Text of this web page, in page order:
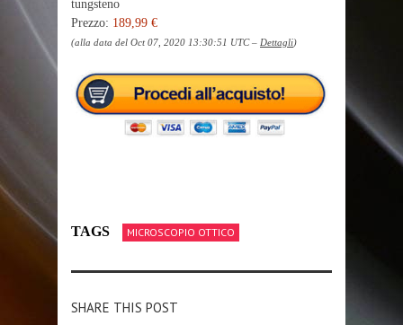
tungsteno
Prezzo: 189,99 €
(alla data del Oct 07, 2020 13:30:51 UTC – Dettagli)
TAGS MICROSCOPIO OTTICO
SHARE THIS POST